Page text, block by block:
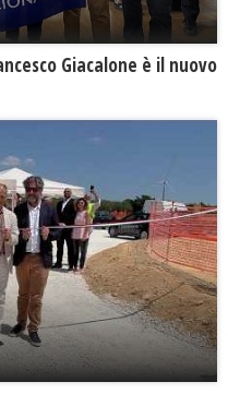
Giacalone è il nuovo